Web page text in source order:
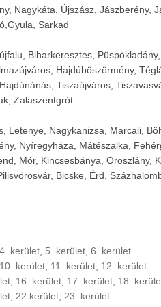
Nagykáta, Újszász, Jászberény,
Sarkad
Biharkeresztes,
Hajdúböszörmény,
Tiszaújváros,
Zalaszentgrót
Letenye, Nagykanizsa, Marcali,
Nyíregyháza, Mátészalka,
Mór, Kincsesbánya, Oroszlány,
Bicske, Érd,
4. kerület 5. kerület 6. kerület
10. kerület 11. kerület 12. kerület
16. kerület 17. kerület 18.
22.kerület 23. kerület